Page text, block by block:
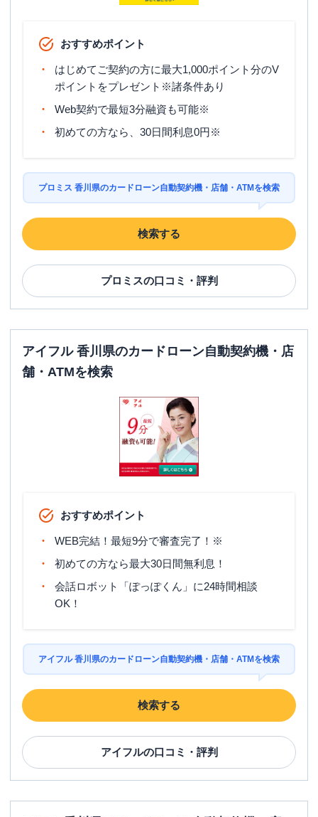
おすすめポイント
はじめてご契約の方に最大1,000ポイント分のV
ポイントをプレゼント※諸条件あり
Web契約で最短3分融資も可能※
初めての方なら、30日間利息0円※
プロミス 香川県のカードローン自動契約機・店舗・ATMを検索
検索する
プロミスの口コミ・評判
アイフル 香川県のカードローン自動契約機・店
舗・ATMを検索
おすすめポイント
WEB完結！最短9分で審査完了！※
初めての方なら最大30日間無利息！
会話ロボット「ぽっぽくん」に24時間相談
OK！
アイフル 香川県のカードローン自動契約機・店舗・ATMを検索
検索する
アイフルの口コミ・評判